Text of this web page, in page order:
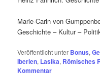
Marie-Carin von
Geschichte – Kultur –
Veröffentlicht unter Bonus,
Iberien, Lasika, Römisches
Kommentar